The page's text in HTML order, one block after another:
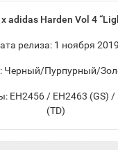
adidas Harden Vol 4
релиза: 1 ноября 2019
Черный/Пурпурный/
EH2456 / EH2463 (GS) /
(TD)